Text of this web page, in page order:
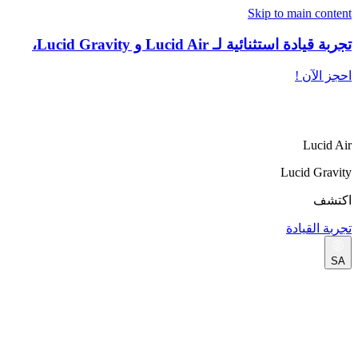
Skip to main content
تجربة قيادة استثنائية لـ Lucid Air و Lucid Gravity،
احجز الآن !
Lucid Air
Lucid Gravity
اكتشف
تجربة القيادة
SA